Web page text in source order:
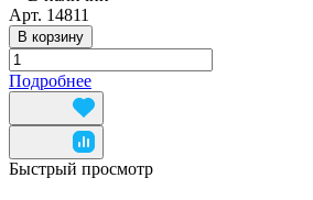
Арт. 14811
В корзину
Подробнее
Быстрый просмотр